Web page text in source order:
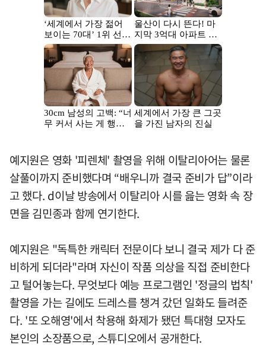
예지원은 영화 '피렌체' 촬영을 위해 이탈리아어는 물론
살풀이까지 준비했다며 “배우니까 결국 준비가 답”이라
고 했다. d이날 방송에서 이탈리아 시를 읊는 영화 속 장
면을 김민종과 함께 연기한다.
예지원은 "독특한 캐릭터 전문이다 보니 결국 제가 다 준
비하게 되더라"라며 자신이 작품 의상을 직접 준비한다
고 털어놓는다. 무엇보다 예능 프로그램인 '정글의 법칙'
촬영을 가는 길에도 드레스를 챙겨 갔던 일화도 들려준
다. '또 오해영'에서 착용해 화제가 됐던 특대형 모자도
본인의 소장품으로, 스튜디오에서 공개한다.